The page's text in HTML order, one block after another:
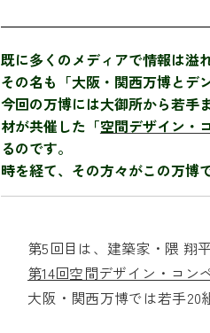
既に多くのメディアで情報は溢
その名も「大阪・関西万博とデ
今回の万博には大御所から若手
材が共催した「空間デザイン・
るのです。
時を経て、その方々がこの万博
第5回目は、建築家・隈 翔
第14回空間デザイン・コン
大阪・関西万博では若手20